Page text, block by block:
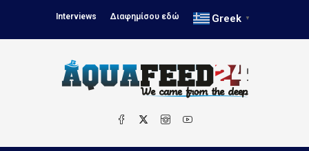
Interviews Διαφημίσου εδώ Greek ▼